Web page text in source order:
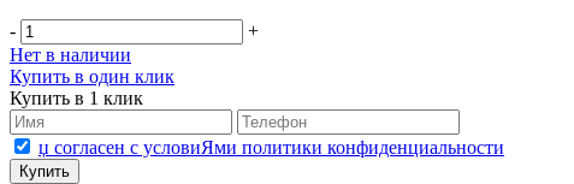
-
+
Нет в наличии
Купить в один клик
Купить в 1 клик
џ согласен с условиЯми политики конфиденциальности